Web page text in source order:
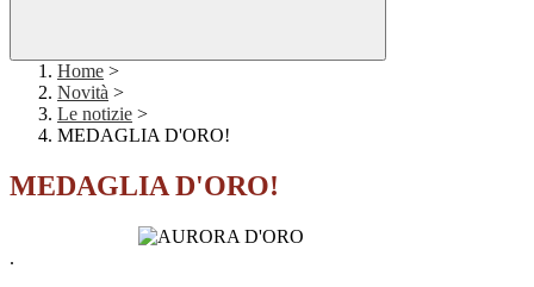
Home >
Novità >
Le notizie >
MEDAGLIA D'ORO!
MEDAGLIA D'ORO!
.